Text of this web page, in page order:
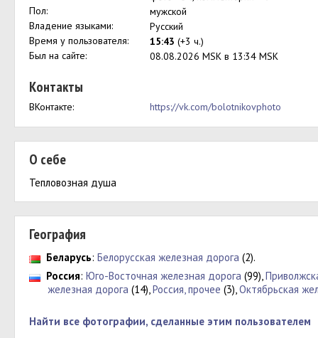
Пол:
мужской
Владение языками:
Русский
Время у пользователя:
15:43 (+3 ч.)
Был на сайте:
08.08.2026 MSK в 13:34 MSK
Контакты
ВКонтакте: https://vk.com/bolotnikovphoto
О себе
Тепловозная душа
География
Беларусь: Белорусская железная дорога (2).
Россия: Юго-Восточная железная дорога (99),
железная дорога (14),Россия, прочее (3),Октябрьская
Найти все фотографии, сделанные этим пользователем